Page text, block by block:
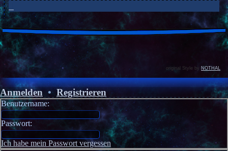
original Style by NOTHAL
Anmelden •Registrieren
Benutzername:
Passwort:
Ich habe mein Passwort vergessen